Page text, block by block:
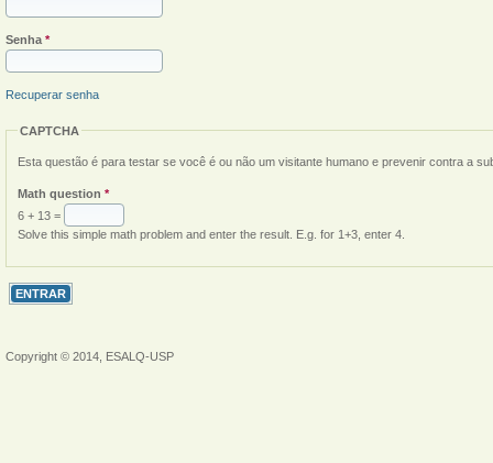
Senha *
Recuperar senha
CAPTCHA
Esta questão é para testar se você é ou não um visitante humano e prevenir contra a
Math question *
6 + 13 =
Solve this simple math problem and enter the result. E.g. for 1+3, enter 4.
Copyright © 2014, ESALQ-USP